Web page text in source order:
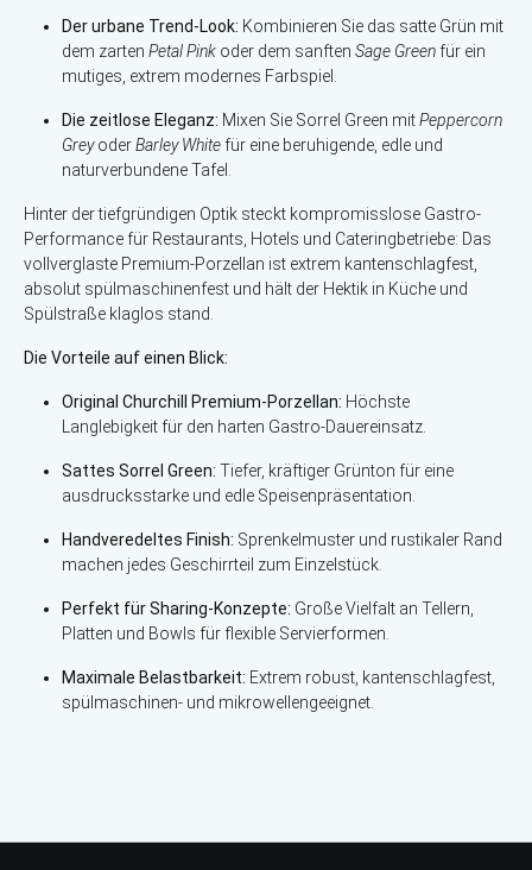
Der urbane Trend-Look: Kombinieren Sie das satte Grün mit
dem zarten Petal Pink oder dem sanften Sage Green für ein
mutiges, extrem modernes Farbspiel.
Die zeitlose Eleganz: Mixen Sie Sorrel Green mitPeppercorn
GreyoderBarley White für eine beruhigende, edle und
naturverbundene Tafel.
Hinter der tiefgründigen Optik steckt kompromisslose Gastro-
Performance für Restaurants, Hotels und Cateringbetriebe: Das
vollverglaste Premium-Porzellan ist extrem kantenschlagfest,
absolut spülmaschinenfest und hält der Hektik in Küche und
Spülstraße klaglos stand.
Die Vorteile auf einen Blick:
Original Churchill Premium-Porzellan: Höchste
Langlebigkeit für den harten Gastro-Dauereinsatz.
Sattes Sorrel Green: Tiefer, kräftiger Grünton für eine
ausdrucksstarke und edle Speisenpräsentation.
Handveredeltes Finish: Sprenkelmuster und rustikaler Rand
machen jedes Geschirrteil zum Einzelstück.
Perfekt für Sharing-Konzepte: Große Vielfalt an Tellern,
Platten und Bowls für flexible Servierformen.
Maximale Belastbarkeit: Extrem robust, kantenschlagfest,
spülmaschinen- und mikrowellengeeignet.